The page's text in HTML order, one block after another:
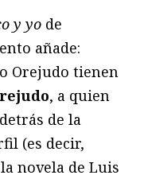
y yo de
añade:
Orejudo tienen
, a quien
de la
(es decir,
novela de Luis